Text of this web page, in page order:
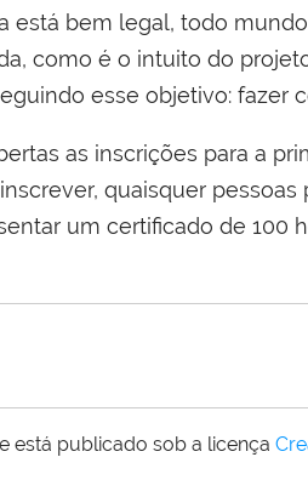
está bem legal, todo
como é o intuito do
esse objetivo: fazer
as inscrições para a
quaisquer
um certificado de 100
está publicado sob a licença